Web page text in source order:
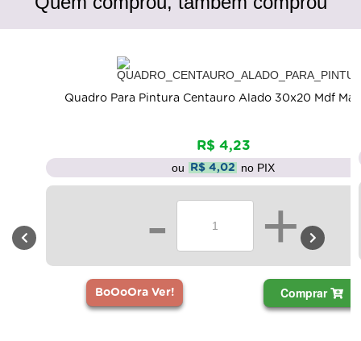
Quadro Para Pintura Centauro Alado 30x20 Mdf
R$ 4,23
ou R$ 4,02 no PIX
- +
BoOoOra Ver! Comprar